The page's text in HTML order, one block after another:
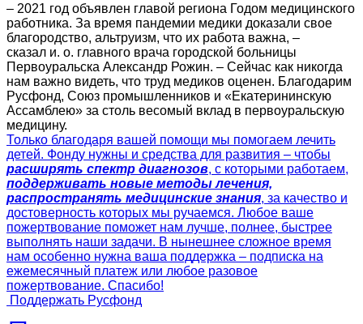
– 2021 год объявлен главой региона Годом медицинского
работника. За время пандемии медики доказали свое
благородство, альтруизм, что их работа важна, –
сказал и. о. главного врача городской больницы
Первоуральска Александр Рожин. – Сейчас как никогда
нам важно видеть, что труд медиков оценен. Благодарим
Русфонд, Союз промышленников и «Екатерининскую
Ассамблею» за столь весомый вклад в первоуральскую
медицину.
Только благодаря вашей помощи мы помогаем лечить
детей. Фонду нужны и средства для развития – чтобы
расширять спектр диагнозов, с которыми работаем,
поддерживать новые методы лечения,
распространять медицинские знания, за качество и
достоверность которых мы ручаемся. Любое ваше
пожертвование поможет нам лучше, полнее, быстрее
выполнять наши задачи. В нынешнее сложное время
нам особенно нужна ваша поддержка – подписка на
ежемесячный платеж или любое разовое
пожертвование. Спасибо!
Поддержать Русфонд